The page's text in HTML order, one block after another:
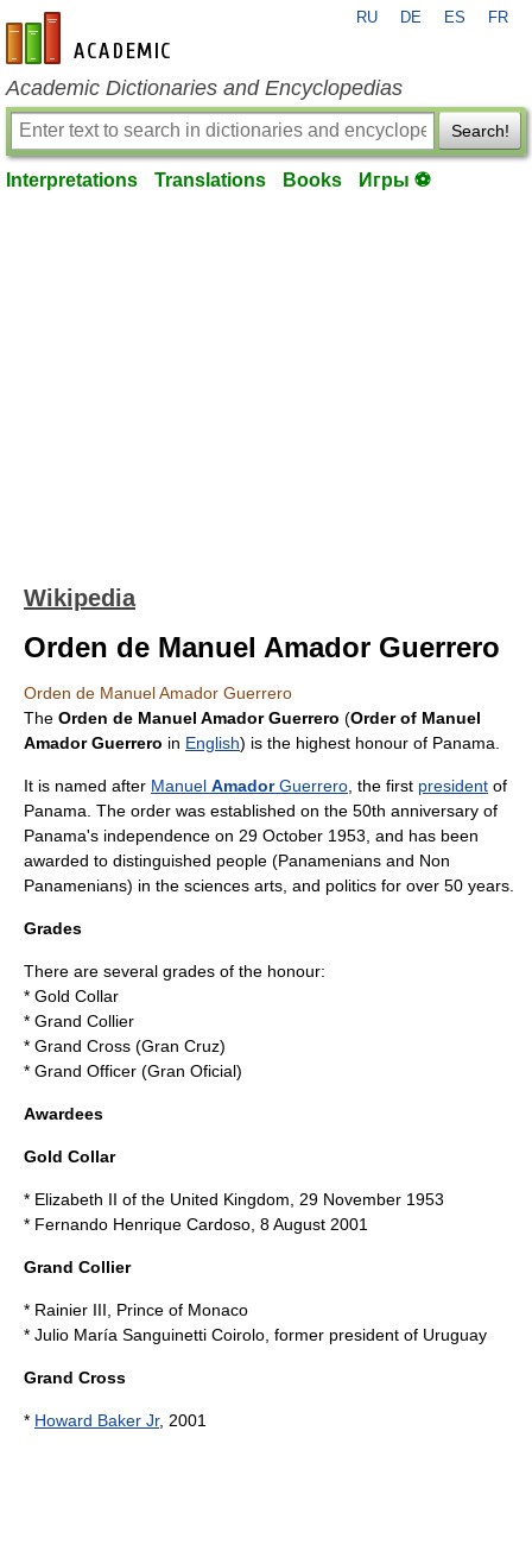
en-academic.com
RU DE ES FR
Academic Dictionaries and Encyclopedias
Search!
Interpretations Translations Books Игры ⚽
Wikipedia
Orden de Manuel Amador Guerrero
Orden de Manuel Amador Guerrero
The Orden de Manuel Amador Guerrero (Order of Manuel
Amador Guerrero in English) is the highest honour of Panama
It is named after Manuel AmadorGuerrero , the first president of
Panama. The order was established on the 50th anniversary of
Panama's independence on 29 October 1953 , and has been
awarded to distinguished people (Panamenians and Non
Panamenians) in the sciences arts, and politics for over 50 years.
Grades
There are several grades of the honour:
* Gold Collar
* Grand Collier
* Grand Cross (Gran Cruz)
* Grand Officer (Gran Oficial)
Awardees
Gold Collar
* Elizabeth II of the United Kingdom 29 November 1953
* Fernando Henrique Cardoso 8 August 2001
Grand Collier
* Rainier III, Prince of Monaco
* Julio María Sanguinetti Coirolo , former president of Uruguay
Grand Cross
* Howard Baker Jr, 2001